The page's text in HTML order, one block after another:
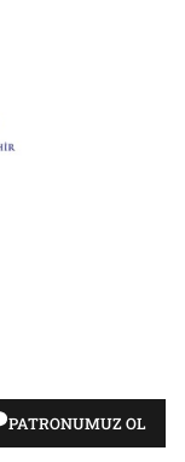
PATRONUMUZ OL